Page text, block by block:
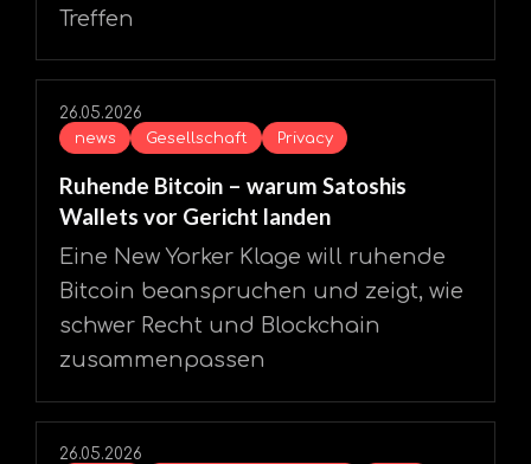
Treffen
26.05.2026
news
Gesellschaft Privacy
Ruhende Bitcoin – warum Satoshis
Wallets vor Gericht landen
Eine New Yorker Klage will ruhende
Bitcoin beanspruchen und zeigt, wie
schwer Recht und Blockchain
zusammenpassen
26.05.2026